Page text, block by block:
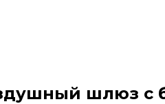
шлюз с